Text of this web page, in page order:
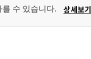
수 있습니다. 상세보기